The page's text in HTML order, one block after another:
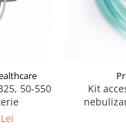
50-550
Kit